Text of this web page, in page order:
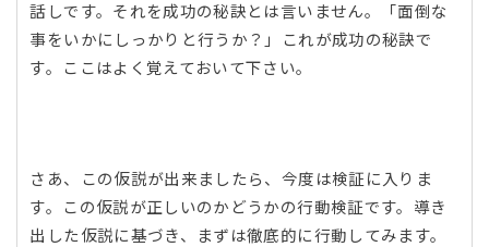
話しです。それを成功の秘訣とは言いません。「面倒な
事をいかにしっかりと行うか？」これが成功の秘訣で
す。ここはよく覚えておいて下さい。
さあ、この仮説が出来ましたら、今度は検証に入りま
す。この仮説が正しいのかどうかの行動検証です。導き
出した仮説に基づき、まずは徹底的に行動してみます。